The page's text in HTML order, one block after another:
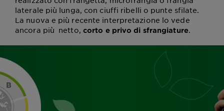
laterale più lunga, con ciuffi ribelli o punte sfilate.
La nuova e più recente interpretazione lo vede
ancora più netto, corto e privo di sfrangiature.